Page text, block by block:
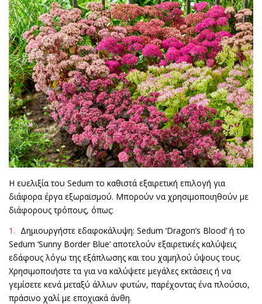
Η ευελιξία του Sedum το καθιστά εξαιρετική επιλογή για
διάφορα έργα εξωραϊσμού. Μπορούν να χρησιμοποιηθούν με
διάφορους τρόπους, όπως:
Δημιουργήστε εδαφοκάλυψη: Sedum ‘Dragon’s Blood’ ή το
Sedum ‘Sunny Border Blue’ αποτελούν εξαιρετικές καλύψεις
εδάφους λόγω της εξάπλωσης και του χαμηλού ύψους τους.
Χρησιμοποιήστε τα για να καλύψετε μεγάλες εκτάσεις ή να
γεμίσετε κενά μεταξύ άλλων φυτών, παρέχοντας ένα πλούσιο,
πράσινο χαλί με εποχιακά άνθη.